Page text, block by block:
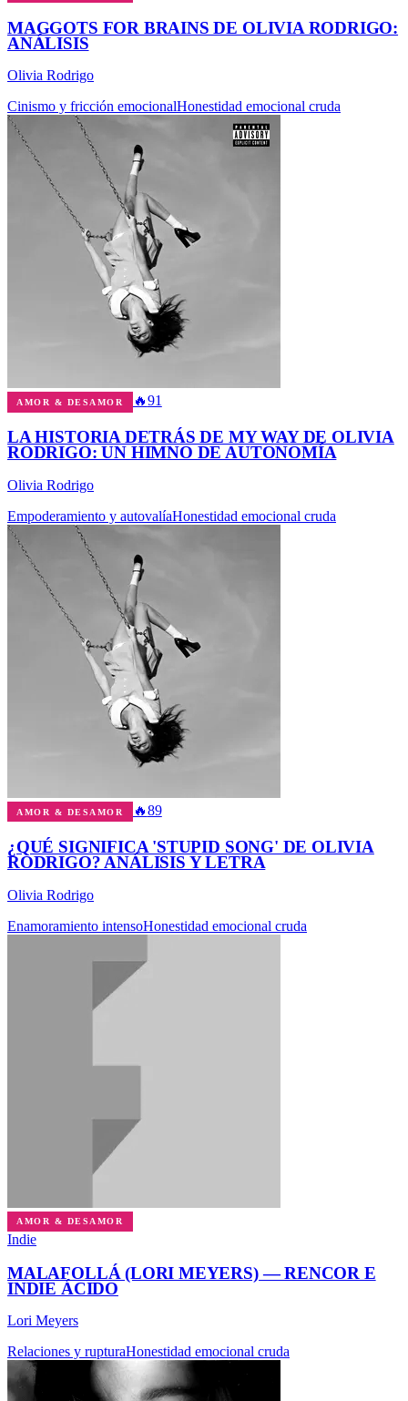
MAGGOTS FOR BRAINS DE OLIVIA RODRIGO:
ANÁLISIS
Olivia Rodrigo
Cinismo y fricción emocionalHonestidad emocional cruda
AMOR & DESAMOR 🔥91
LA HISTORIA DETRÁS DE MY WAY DE OLIVIA
RODRIGO: UN HIMNO DE AUTONOMÍA
Olivia Rodrigo
Empoderamiento y autovalíaHonestidad emocional cruda
AMOR & DESAMOR 🔥89
¿QUÉ SIGNIFICA 'STUPID SONG' DE OLIVIA
RODRIGO? ANÁLISIS Y LETRA
Olivia Rodrigo
Enamoramiento intensoHonestidad emocional cruda
AMOR & DESAMOR
Indie
MALAFOLLÁ (LORI MEYERS) — RENCOR E
INDIE ÁCIDO
Lori Meyers
Relaciones y rupturaHonestidad emocional cruda